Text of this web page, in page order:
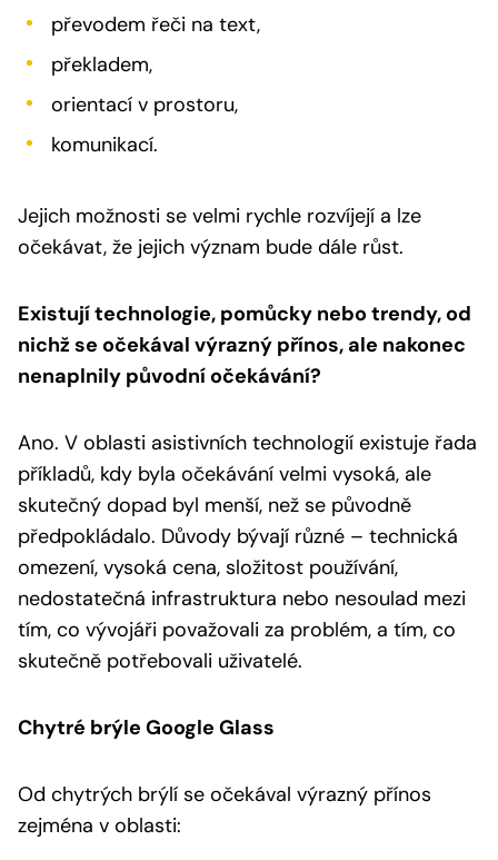
převodem řeči na text,
překladem,
orientací v prostoru,
komunikací.
Jejich možnosti se velmi rychle rozvíjejí a lze
očekávat, že jejich význam bude dále růst.
Existují technologie, pomůcky nebo trendy, od
nichž se očekával výrazný přínos, ale nakonec
nenaplnily původní očekávání?
Ano. V oblasti asistivních technologií existuje řada
příkladů, kdy byla očekávání velmi vysoká, ale
skutečný dopad byl menší, než se původně
předpokládalo. Důvody bývají různé – technická
omezení, vysoká cena, složitost používání,
nedostatečná infrastruktura nebo nesoulad mezi
tím, co vývojáři považovali za problém, a tím, co
skutečně potřebovali uživatelé.
Chytré brýle Google Glass
Od chytrých brýlí se očekával výrazný přínos
zejména v oblasti: